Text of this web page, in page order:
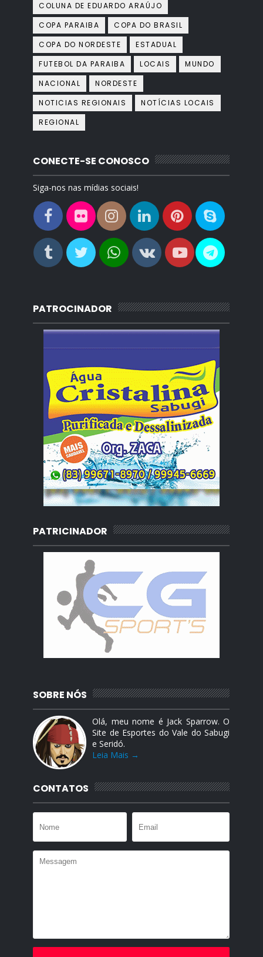
COLUNA DE EDUARDO ARAÚJO
COPA PARAIBA
COPA DO BRASIL
COPA DO NORDESTE
ESTADUAL
FUTEBOL DA PARAIBA
LOCAIS
MUNDO
NACIONAL
NORDESTE
NOTICIAS REGIONAIS
NOTÍCIAS LOCAIS
REGIONAL
CONECTE-SE CONOSCO
Siga-nos nas mídias sociais!
PATROCINADOR
PATRICINADOR
SOBRE NÓS
Olá, meu nome é Jack Sparrow. O
Site de Esportes do Vale do Sabugi
e Seridó.
Leia Mais →
CONTATOS